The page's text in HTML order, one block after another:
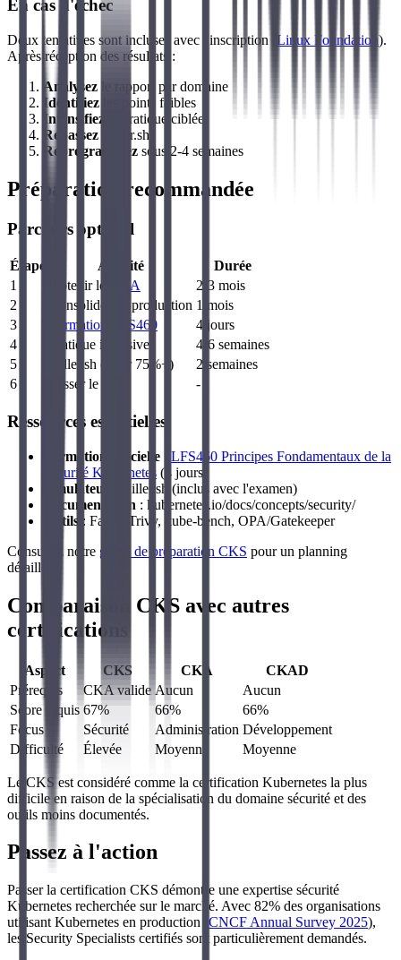
En cas d'échec
Deux tentatives sont incluses avec l'inscription ( Linux Foundation).
Après réception des résultats :
Analysez le rapport par domaine
Identifiez les points faibles
Intensifiez
la pratique ciblée
Repassez Killer.sh
Reprogrammez sous 2-4 semaines
Préparation recommandée
Parcours optimal
Étape Activité
Durée
1
Obtenir le CKA
2-3 mois
2
Consolider en production 1 mois
3
Formation LFS460
4 jours
4
Pratique intensive
4-6 semaines
5
Killer.sh (viser 75%+)
2 semaines
6
Passer le CKS -
Ressources essentielles
Formation officielle
LFS460 Principes Fondamentaux de la
Sécurité Kubernetes (4 jours)
Simulateur
: Killer.sh (inclus avec l'examen)
Documentation : kubernetes.io/docs/concepts/security/
Outils : Falco, Trivy, kube-bench, OPA/Gatekeeper
Consultez notre guide de préparation CKS pour un planning
détaillé.
Comparaison CKS avec autres
certifications
Aspect CKS CKA
CKAD
Prérequis
CKA valide Aucun
Aucun
Score requis 67% 66%
66%
Focus
Sécurité Administration Développement
Difficulté
Élevée Moyenne Moyenne
Le CKS est considéré comme la certification Kubernetes la plus
difficile en raison de la spécialisation du domaine sécurité et des
outils moins documentés.
Passez à l'action
Passer la certification CKS démontre une expertise sécurité
Kubernetes recherchée sur le marché. Avec 82% des organisations
utilisant Kubernetes en production ( CNCF Annual Survey 2025),
les Security Specialists certifiés sont particulièrement demandés.